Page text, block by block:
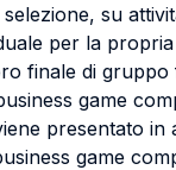
su
per la
finale di
game
presentato in
game